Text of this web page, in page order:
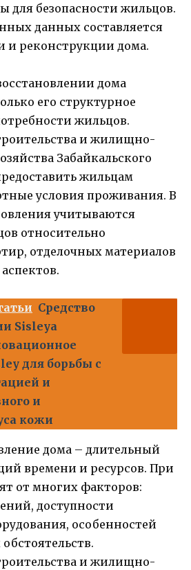
для безопасности жильцов.
данных составляется
и реконструкции дома.
дома
его структурное
жильцов.
и жилищно-
Забайкальского
жильцам
условия проживания. В
учитываются
относительно
отделочных материалов
Средство
Sisleya
для борьбы с
и
и
кожи
дома – длительный
времени и ресурсов. При
от многих факторов:
доступности
особенностей
и жилищно-